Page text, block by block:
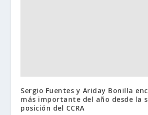
Sergio Fuentes y Ariday Bonilla
más importante del año desde la
posición del CCRA